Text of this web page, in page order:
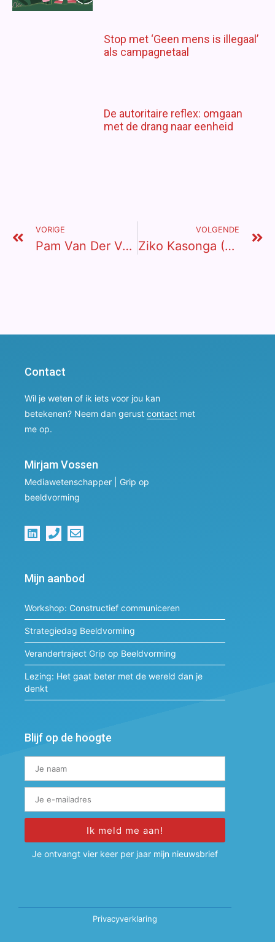
Stop met ‘Geen mens is illegaal’
als campagnetaal
De autoritaire reflex: omgaan
met de drang naar eenheid
VORIGE
Pam Van Der Veen (50) Uit Utrecht: “Wil Ik Er Dankbaarheid Voor Terug?”
VOLGENDE
Ziko Kasonga (58) Uit Malawi: “De Eerste Keer Bedelen Was Verschrikkelijk”
Contact
Wil je weten of ik iets voor jou kan
betekenen? Neem dan gerust contact met
me op.
Mirjam Vossen
Mediawetenschapper | Grip op
beeldvorming
Mijn aanbod
Workshop: Constructief communiceren
Strategiedag Beeldvorming
Verandertraject Grip op Beeldvorming
Lezing: Het gaat beter met de wereld dan je
denkt
Blijf op de hoogte
Ik meld me aan!
Alternative:
Je ontvangt vier keer per jaar mijn nieuwsbrief
Privacyverklaring